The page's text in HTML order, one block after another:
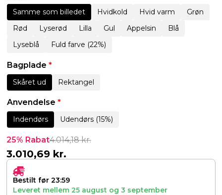
Samme som billedet Hvidkold Hvid varm
Grøn
Rød
Lyserød Lilla Gul Appelsin
Blå
Lyseblå
Fuld farve (22%)
Bagplade *
Skåret ud Rektangel
Anvendelse *
Indendørs Udendørs (15%)
25% Rabat4.014,18kr.
3.010,69 kr.
Bestilt før 23:59
Leveret mellem 25 august og 3 september